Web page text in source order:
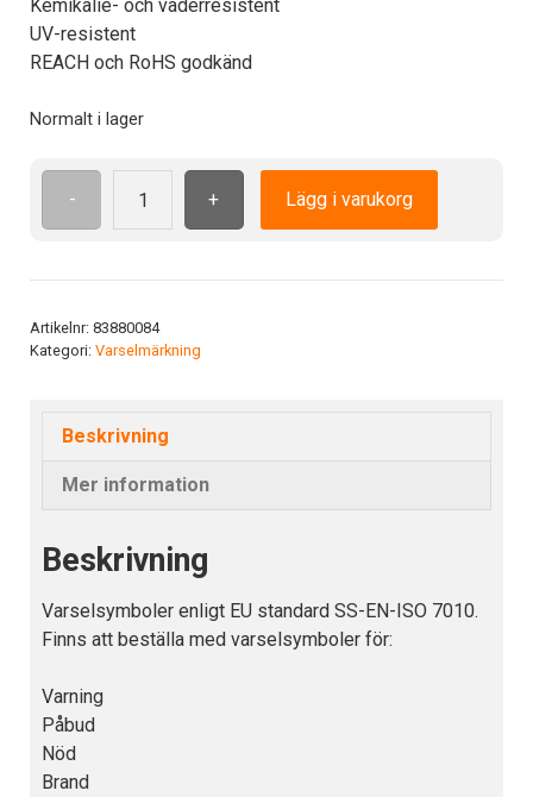
Kemikalie- och väderresistent
UV-resistent
REACH och RoHS godkänd
Normalt i lager
-
ISO7010
+ Lägg i varukorg
Artikelnr: 83880084
Kategori: Varselmärkning
Beskrivning
Mer information
Beskrivning
Varselsymboler enligt EU standard SS-EN-ISO 7010.
Finns att beställa med varselsymboler för:
Varning
Påbud
Nöd
Brand